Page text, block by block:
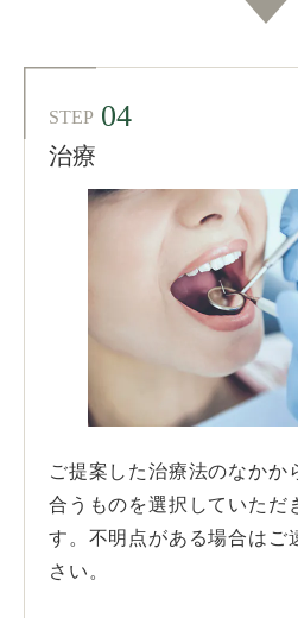
STEP 04
治療
ご提案した治療法のなかか
合うものを選択していただ
す。不明点がある場合はご
さい。